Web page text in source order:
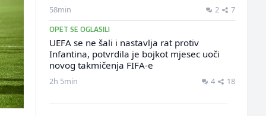
58min 2 7
OPET SE OGLASILI
UEFA se ne šali i nastavlja rat protiv
Infantina, potvrdila je bojkot mjesec uoči
novog takmičenja FIFA-e
2h 5min 4 18